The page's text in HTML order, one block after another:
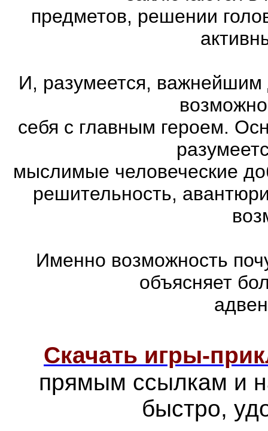
предметов, решении
И, разумеется, важнейшим
себя с главным героем.
мыслимые человеческие
решительность,
Именно возможность
объясняет
Скачать игры-
прямым ссылкам и
быстро,